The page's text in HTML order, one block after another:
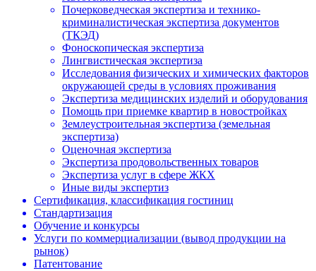
Почерковедческая экспертиза и технико-
криминалистическая экспертиза документов
(ТКЭД)
Фоноскопическая экспертиза
Лингвистическая экспертиза
Исследования физических и химических факторов
окружающей среды в условиях проживания
Экспертиза медицинских изделий и оборудования
Помощь при приемке квартир в новостройках
Землеустроительная экспертиза (земельная
экспертиза)
Оценочная экспертиза
Экспертиза продовольственных товаров
Экспертиза услуг в сфере ЖКХ
Иные виды экспертиз
Сертификация, классификация гостиниц
Стандартизация
Обучение и конкурсы
Услуги по коммерциализации (вывод продукции на
рынок)
Патентование